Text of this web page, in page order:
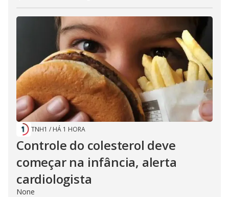
TNH1 / HÁ 1 HORA
Controle do colesterol deve
começar na infância, alerta
cardiologista
None